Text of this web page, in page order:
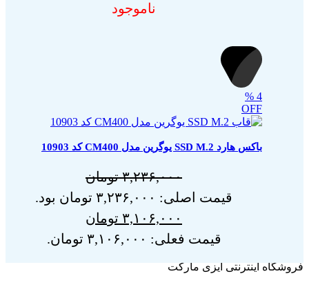
ناموجود
4
%
OFF
باکس هارد SSD M.2 یوگرین مدل CM400 کد 10903
۳,۲۳۶,۰۰۰ تومان
قیمت اصلی: ۳,۲۳۶,۰۰۰ تومان بود.
۳,۱۰۶,۰۰۰ تومان
قیمت فعلی: ۳,۱۰۶,۰۰۰ تومان.
فروشگاه اینترنتی ایزی مارکت